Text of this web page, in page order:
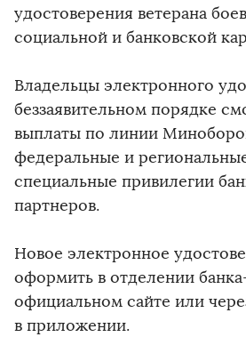
удостоверения ветерана
социальной и банковской
Владельцы электронного
беззаявительном порядке
выплаты по линии
федеральные и
специальные привилегии
партнеров.
Новое электронное
оформить в отделении
официальном сайте или
в приложении.